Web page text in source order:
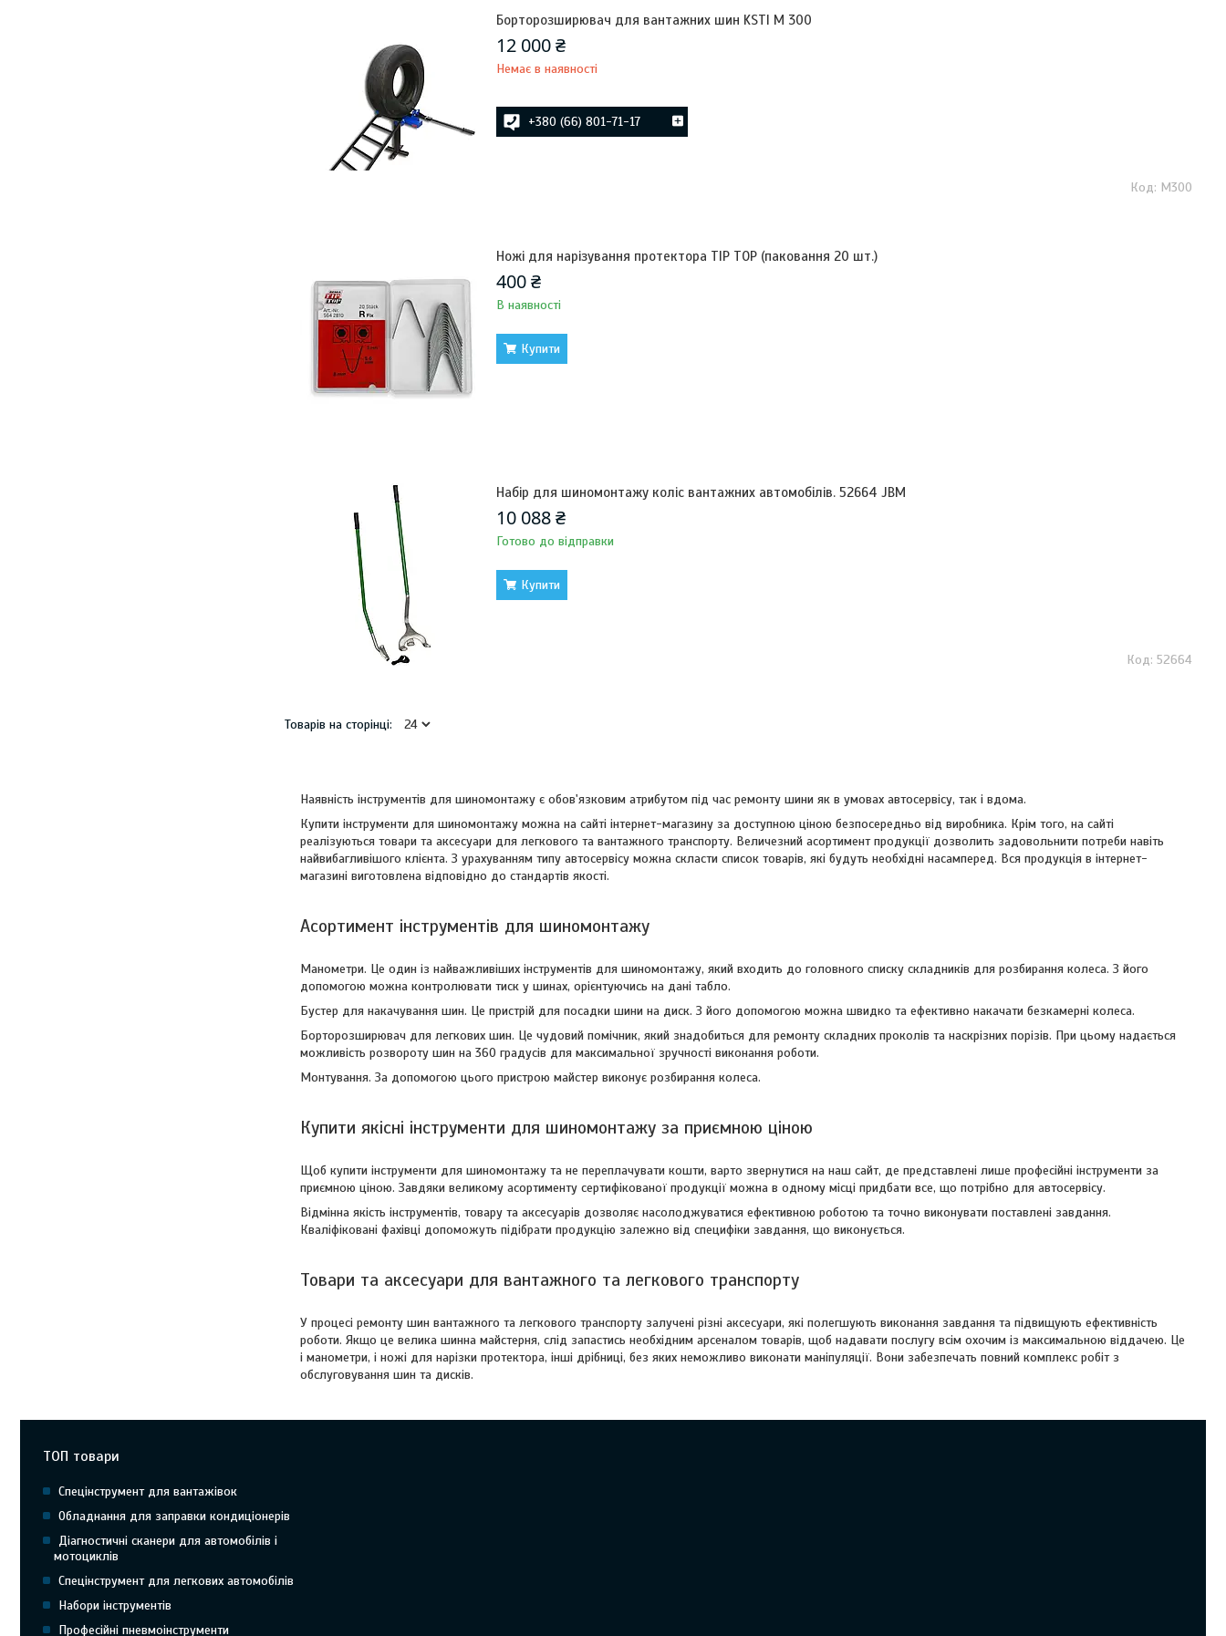
Борторозширювач для вантажних шин KSTI М 300
12 000 ₴
Немає в наявності
+380 (66) 801-71-17
М300
Ножі для нарізування протектора TIP TOP (паковання 20 шт.)
400 ₴
В наявності
Купити
Набір для шиномонтажу коліс вантажних автомобілів. 52664 JBM
10 088 ₴
Готово до відправки
Купити
52664
Наявність інструментів для шиномонтажу є обов'язковим атрибутом під час ремонту шини як в умовах автосервісу, так і вдома.
Купити інструменти для шиномонтажу можна на сайті інтернет-магазину за доступною ціною безпосередньо від виробника. Крім того, на сайті
реалізуються товари та аксесуари для легкового та вантажного транспорту. Величезний асортимент продукції дозволить задовольнити потреби навіть
найвибагливішого клієнта. З урахуванням типу автосервісу можна скласти список товарів, які будуть необхідні насамперед. Вся продукція в інтернет-
магазині виготовлена ​​відповідно до стандартів якості.
Асортимент інструментів для шиномонтажу
Манометри. Це один із найважливіших інструментів для шиномонтажу, який входить до головного списку складників для розбирання колеса. З його
допомогою можна контролювати тиск у шинах, орієнтуючись на дані табло.
Бустер для накачування шин. Це пристрій для посадки шини на диск. З його допомогою можна швидко та ефективно накачати безкамерні колеса.
Борторозширювач для легкових шин. Це чудовий помічник, який знадобиться для ремонту складних проколів та наскрізних порізів. При цьому надається
можливість розвороту шин на 360 градусів для максимальної зручності виконання роботи.
Монтування. За допомогою цього пристрою майстер виконує розбирання колеса.
Купити якісні інструменти для шиномонтажу за приємною ціною
Щоб купити інструменти для шиномонтажу та не переплачувати кошти, варто звернутися на наш сайт, де представлені лише професійні інструменти за
приємною ціною. Завдяки великому асортименту сертифікованої продукції можна в одному місці придбати все, що потрібно для автосервісу.
Відмінна якість інструментів, товару та аксесуарів дозволяє насолоджуватися ефективною роботою та точно виконувати поставлені завдання.
Кваліфіковані фахівці допоможуть підібрати продукцію залежно від специфіки завдання, що виконується.
Товари та аксесуари для вантажного та легкового транспорту
У процесі ремонту шин вантажного та легкового транспорту залучені різні аксесуари, які полегшують виконання завдання та підвищують ефективність
роботи. Якщо це велика шинна майстерня, слід запастись необхідним арсеналом товарів, щоб надавати послугу всім охочим із максимальною віддачею. Це
і манометри, і ножі для нарізки протектора, інші дрібниці, без яких неможливо виконати маніпуляції. Вони забезпечать повний комплекс робіт з
обслуговування шин та дисків.
ТОП товари
Спецінструмент для вантажівок
Обладнання для заправки кондиціонерів
Діагностичні сканери для автомобілів і
мотоциклів
Спецінструмент для легкових автомобілів
Набори інструментів
Професійні пневмоінструменти